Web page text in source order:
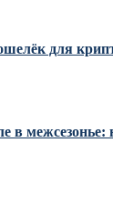
для
в межсезонье: